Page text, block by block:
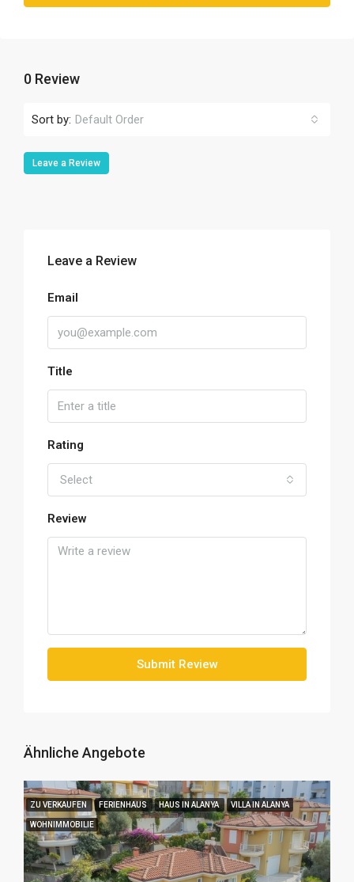
0 Review
Sort by: Default Order
Leave a Review
Leave a Review
Email
Title
Rating
Select
Review
Submit Review
Ähnliche Angebote
ZU VERKAUFEN FERIENHAUS HAUS IN ALANYA VILLA IN ALANYA
WOHNIMMOBILIE